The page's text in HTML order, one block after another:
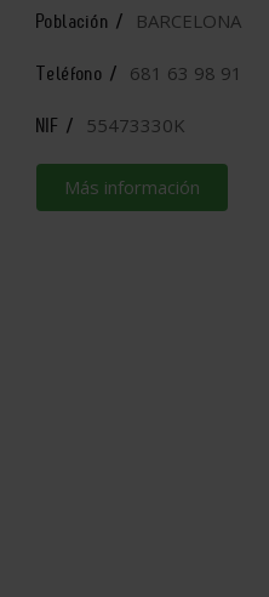
Población / BARCELONA
Teléfono / 681 63 98 91
NIF / 55473330K
Más información